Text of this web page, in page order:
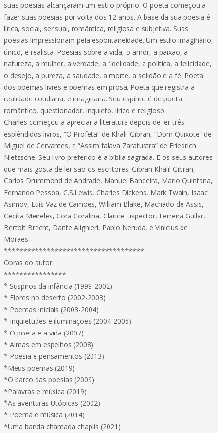
suas poesias alcançaram um estilo próprio. O poeta começou a
fazer suas poesias por volta dos 12 anos. A base da sua poesia é
lírica, social, sensual, romântica, religiosa e subjetiva. Suas
poesias impressionam pela espontaneidade. Um estilo imaginário,
único, e realista. Poesias sobre a vida, o amor, a paixão, a
natureza, a mulher, a verdade, a fidelidade, a política, a felicidade,
o desejo, a pureza, a saudade, a morte, a solidão e a fé. Poeta
dos poemas livres e poemas em prosa. Poeta que registra a
realidade cotidiana, e imaginaria. Seu espírito é de poeta
romântico, questionador, inquieto, lírico e religioso.
Charles começou a apreciar a literatura depois de ler três
esplêndidos livros, “O Profeta” de Khalil Gibran, “Dom Quixote” de
Miguel de Cervantes, e “Assim falava Zaratustra” de Friedrich
Nietzsche. Seu livro preferido é a bíblia sagrada. E os seus autores
que mais gosta de ler são os escritores: Gibran Khalil Gibran,
Carlos Drummond de Andrade, Manuel Bandeira, Mario Quintana,
Fernando Pessoa, C.S.Lewis, Charles Dickens, Mark Twain, Isaac
Asimov, Luís Vaz de Camões, William Blake, Machado de Assis,
Cecília Meireles, Cora Coralina, Clarice Lispector, Ferreira Gullar,
Bertolt Brecht, Dante Alighieri, Pablo Neruda, e Vinicius de
Moraes.
************************************
Obras do autor
****************
* Suspiros da infância (1999-2002)
* Flores no deserto (2002-2003)
* Poemas Iniciais (2003-2004)
* Inquietudes e iluminações (2004-2005)
* O poeta e a vida (2007)
* Almas em espelhos (2008)
* Poesia e pensamentos (2013)
*Meus poemas (2019)
*O barco das poesias (2009)
*Palavras e música (2019)
*As aventuras Utópicas (2002)
* Poema e música (2014)
*Uma banda chamada chaplis (2021)